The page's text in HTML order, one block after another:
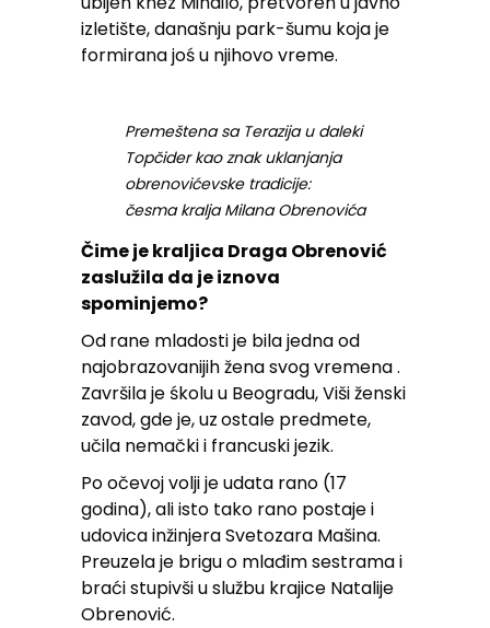
izletište, današnju park-šumu koja je
formirana joś u njihovo vreme.
Premeštena sa Terazija u daleki
Topčider kao znak uklanjanja
obrenovićevske tradicije:
česma kralja Milana Obrenovića
Čime je kraljica Draga Obrenović
zaslužila da je iznova
spominjemo?
Odrane mladosti je bila jedna od
najobrazovanijih žena svog vremena .
Završila je śkolu u Beogradu, Viši ženski
zavod, gde je, uzostale predmete,
učila nemački i francuski jezik.
Po očevoj volji je udata rano (17
godina), ali isto tako rano postaje i
udovica inžinjera Svetozara Mašina.
Preuzela je brigu o mlađim sestrama i
braći stupivši u službu krajice Natalije
Obrenović.